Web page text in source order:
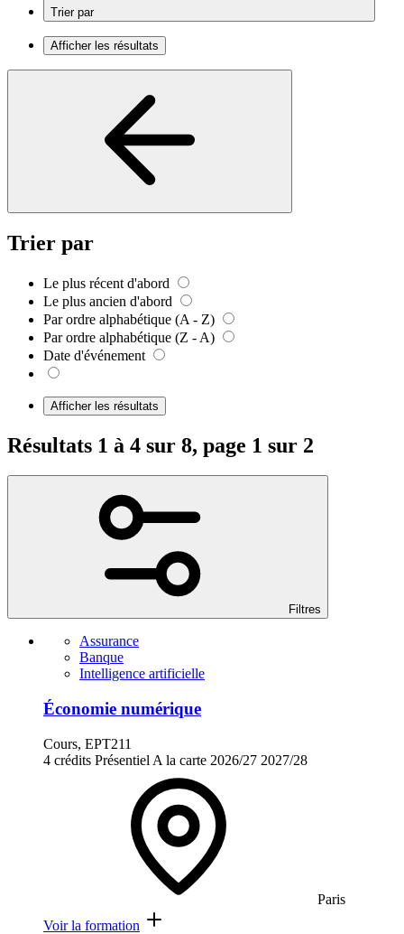
Trier par
Afficher les résultats
Trier par
Le plus récent d'abord
Le plus ancien d'abord
Par ordre alphabétique (A - Z)
Par ordre alphabétique (Z - A)
Date d'événement
Afficher les résultats
Résultats 1 à 4 sur 8, page 1 sur 2
Filtres
Assurance
Banque
Intelligence artificielle
Économie numérique
Cours, EPT211
4 crédits Présentiel A la carte 2026/27 2027/28
Paris
Voir la formation